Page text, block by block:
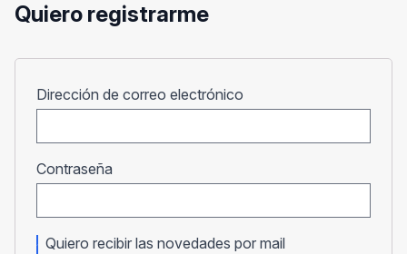
Quiero registrarme
Dirección de correo electrónico
Contraseña
Quiero recibir las novedades por mail